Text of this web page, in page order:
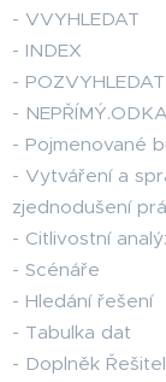
- VVYHLEDAT
- INDEX
- POZVYHLEDAT
-
- Pojmenované
- Vytváření a
zjednodušení
- Citlivostní
- Scénáře
- Hledání řešení
- Tabulka dat
- Doplněk Řešitel